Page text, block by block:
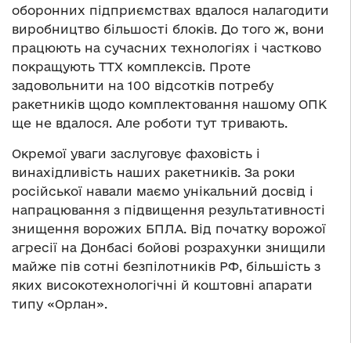
оборонних підприємствах вдалося налагодити
виробництво більшості блоків. До того ж, вони
працюють на сучасних технологіях і частково
покращують ТТХ комплексів. Проте
задовольнити на 100 відсотків потребу
ракетників щодо комплектовання нашому ОПК
ще не вдалося. Але роботи тут тривають.
Окремої уваги заслуговує фаховість і
винахідливість наших ракетників. За роки
російської навали маємо унікальний досвід і
напрацювання з підвищення результативності
знищення ворожих БПЛА. Від початку ворожої
агресії на Донбасі бойові розрахунки знищили
майже пів сотні безпілотників РФ, більшість з
яких високотехнологічні й коштовні апарати
типу «Орлан».